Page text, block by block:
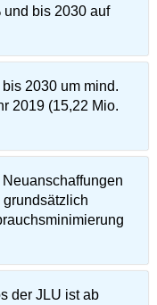
und bis 2030 auf
2030 um mind.
2019 (15,22 Mio.
der JLU ist ab